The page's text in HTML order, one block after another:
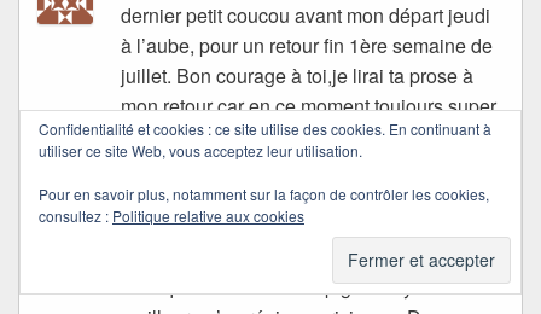
dernier petit coucou avant mon départ jeudi
à l’aube, pour un retour fin 1ère semaine de
juillet. Bon courage à toi,je lirai ta prose à
mon retour car en ce moment toujours super
débordée, Bigs bisous.
petit copier/coller
dernier passage avant depart jeudi à l’aube
pour cause de…vacances et oui je sais le
temps n’est pas encouragant, mais j’espère
bien que du coté de Perpignan il y fera
Confidentialité et cookies : ce site utilise des cookies. En continuant à
utiliser ce site Web, vous acceptez leur utilisation.
Pour en savoir plus, notamment sur la façon de contrôler les cookies,
consultez : Politique relative aux cookies